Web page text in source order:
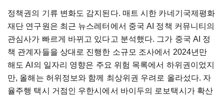
정책권의 기류 변화도 감지된다. 매트 시한 카네기국제평화
재단 연구원은 최근 뉴스레터에서 중국 AI 정책 커뮤니티의
관심사가 빠르게 바뀌고 있다고 분석했다. 그가 중국 AI 정
책 관계자들을 상대로 진행한 소규모 조사에서 2024년만
해도 AI의 일자리 영향은 주요 위험 목록에서 하위권이었지
만, 올해는 허위정보와 함께 최상위권 우려로 올라섰다. 자
율주행 택시 거점인 우한시에서 바이두의 로보택시가 확산